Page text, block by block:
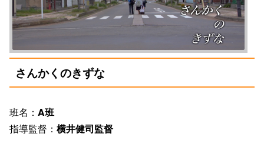
さんかくのきずな
班名： A班
指導監督： 横井健司監督